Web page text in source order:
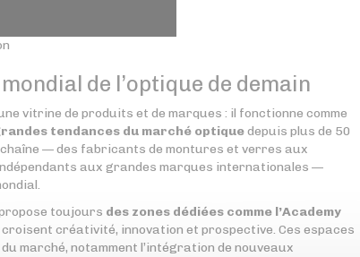
de l’optique de demain
vitrine de produits et de marques : il fonctionne comme
tendances du marché optiquedepuis plus de 50
— des fabricants de montures et verres aux
aux grandes marques internationales —
toujours des zones dédiées comme l’Academy
croisent créativité, innovation et prospective. Ces espaces
marché, notamment l’intégration de nouveaux